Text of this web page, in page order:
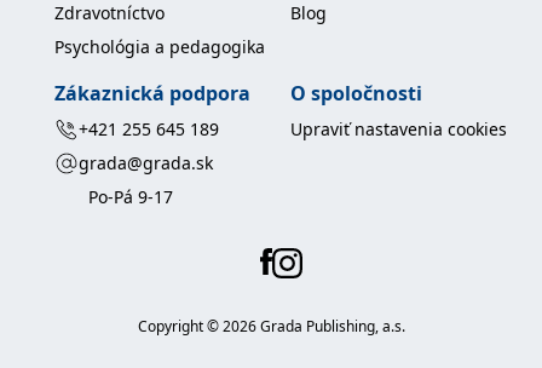
Zdravotníctvo
Psychológia a pedagogika
Blog
Zákaznická podpora
+421 255 645 189
grada@grada.sk
Po-Pá 9-17
O spoločnosti
Upraviť nastavenia cookies
Copyright ©2026Grada Publishing, a.s.